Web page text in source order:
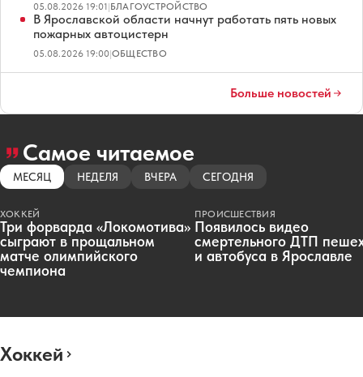
05.08.2026 19:01|БЛАГОУСТРОЙСТВО
В Ярославской области начнут работать пять новых
пожарных автоцистерн
05.08.2026 19:00|ОБЩЕСТВО
Больше новостей
Самое читаемое
МЕСЯЦ НЕДЕЛЯ ВЧЕРА СЕГОДНЯ
ХОККЕЙ
Три форварда «Локомотива»
сыграют в прощальном
матче олимпийского
чемпиона
ПРОИСШЕСТВИЯ
Появилось видео
смертельного ДТП
и автобуса в Ярославле
Хоккей